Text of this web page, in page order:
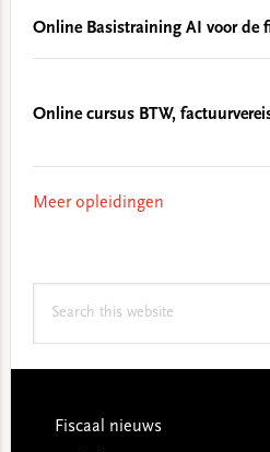
Online Basistraining AI voor de
Online cursus BTW,
Meer opleidingen
Footer
Fiscaal nieuws